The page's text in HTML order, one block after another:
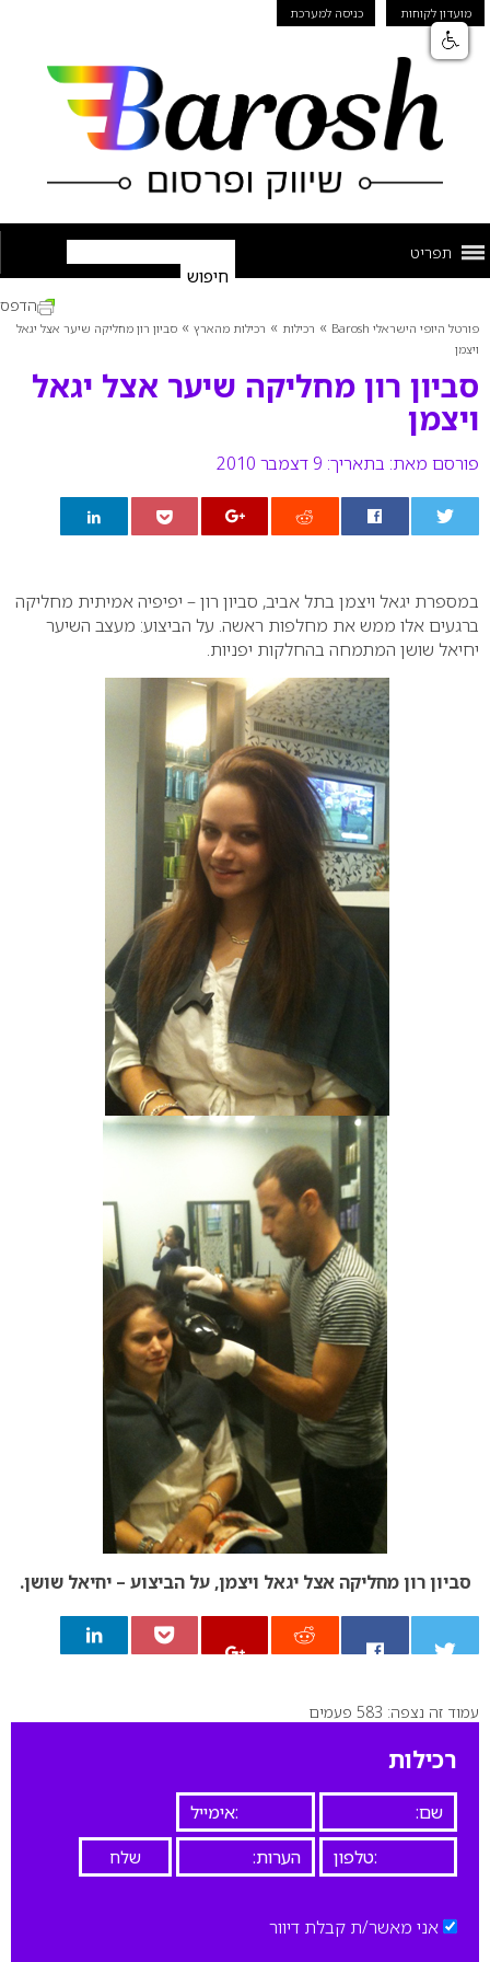
מועדון לקוחות כניסה למערכת
תפריט
פורטל היופי הישראלי Barosh » רכילות » רכילות מהארץ » סביון רון מחליקה שיער אצל יגאל
ויצמן
סביון רון מחליקה שיער אצל יגאל
ויצמן
פורסם מאת: בתאריך: 9 דצמבר 2010
הדפס
במספרת יגאל ויצמן בתל אביב, סביון רון – יפיפיה אמיתית מחליקה
ברגעים אלו ממש את מחלפות ראשה. על הביצוע: מעצב השיער
יחיאל שושן המתמחה בהחלקות יפניות.
סביון רון מחליקה אצל יגאל ויצמן, על הביצוע – יחיאל שושן.
0
עמוד זה נצפה: 583 פעמים
רכילות
אני מאשר/ת קבלת דיוור